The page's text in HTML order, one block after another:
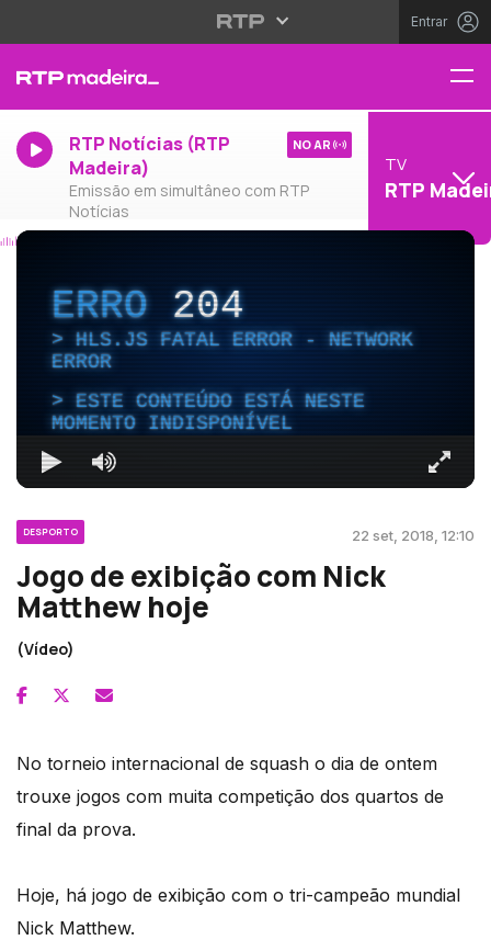
Entrar
RTP Notícias (RTP
Madeira)
Emissão em simultâneo com RTP
Notícias
NO AR
TV
RTP
ERRO204
HLS.JS FATAL ERROR - NETWORK
ERROR
ESTE CONTEÚDO ESTÁ NESTE
MOMENTO INDISPONÍVEL
DESPORTO 22 set, 2018, 12:10
Jogo de exibição com Nick
Matthew hoje
(Vídeo)
No torneio internacional de squash o dia de ontem
trouxe jogos com muita competição dos quartos de
final da prova.
Hoje, há jogo de exibição com o tri-campeão mundial
Nick Matthew.